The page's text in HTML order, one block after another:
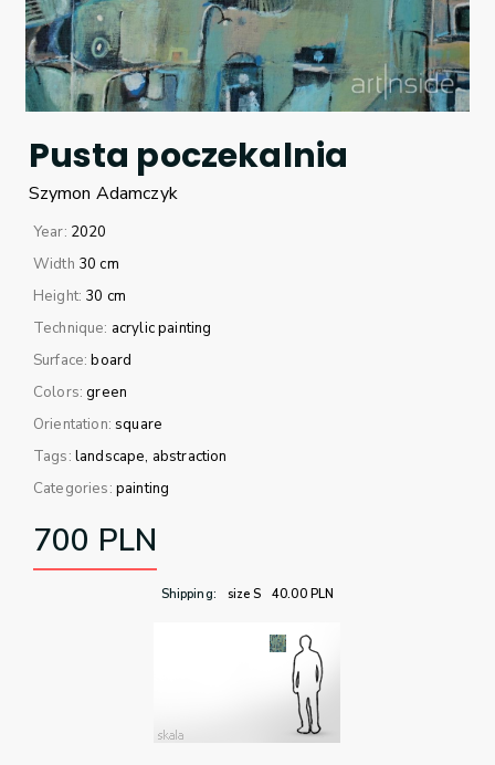
Pusta poczekalnia
Szymon Adamczyk
Year: 2020
Width 30 cm
Height: 30 cm
Technique: acrylic painting
Surface:board
Colors:green
Orientation:square
Tags: landscape abstraction
Categories: painting
700 PLN
Shipping: size S 40.00 PLN